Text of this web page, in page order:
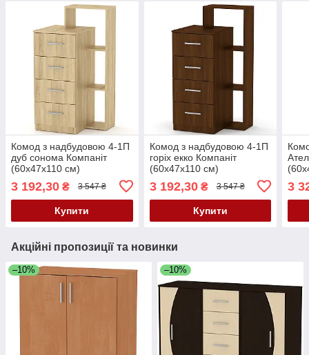
Комод з надбудовою 4-1П
дуб сонома Компаніт
(60х47х110 см)
3 192,30 ₴ 3 547 ₴
Купити
Комод з надбудовою 4-1П
горіх екко Компаніт
(60х47х110 см)
3 192,30₴ 3 547 ₴
Купити
3
Акційні пропозиції та новинки
–10% –10%